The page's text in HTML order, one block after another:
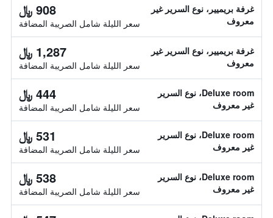
غرفة بريميير، نوع السرير غير
معروف
908 ﷼
سعر الليلة شامل الصريبة المضافة
غرفة بريميير، نوع السرير غير
معروف
1,287 ﷼
سعر الليلة شامل الصريبة المضافة
Deluxe room، نوع السرير
غير معروف
444 ﷼
سعر الليلة شامل الصريبة المضافة
Deluxe room، نوع السرير
غير معروف
531 ﷼
سعر الليلة شامل الصريبة المضافة
Deluxe room، نوع السرير
غير معروف
538 ﷼
سعر الليلة شامل الصريبة المضافة